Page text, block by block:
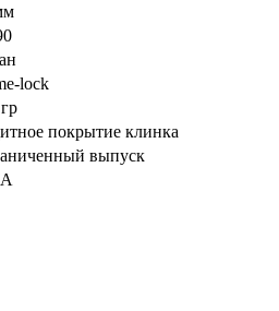
lock
покрытие клинка
выпуск